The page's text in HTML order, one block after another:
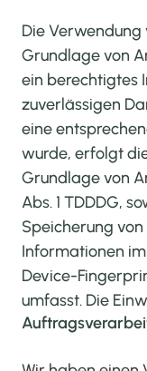
Die
Grundlage von
ein berechtigtes
zuverlässigen
eine
wurde, erfolgt
Grundlage von
Abs. 1 TDDDG,
Speicherung
Informationen
Device-
umfasst. Die